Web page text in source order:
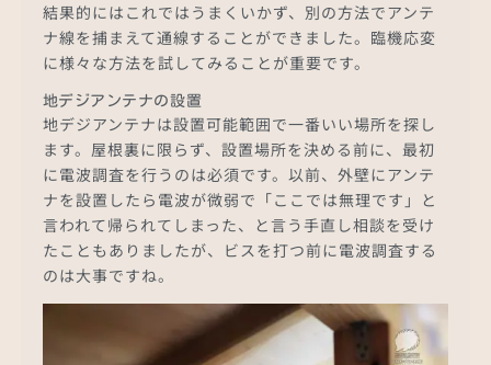
結果的にはこれではうまくいかず、別の方法でアンテ
ナ線を捕まえて通線することができました。臨機応変
に様々な方法を試してみることが重要です。
地デジアンテナの設置
地デジアンテナは設置可能範囲で一番いい場所を探し
ます。屋根裏に限らず、設置場所を決める前に、最初
に電波調査を行うのは必須です。以前、外壁にアンテ
ナを設置したら電波が微弱で「ここでは無理です」と
言われて帰られてしまった、と言う手直し相談を受け
たこともありましたが、ビスを打つ前に電波調査する
のは大事ですね。